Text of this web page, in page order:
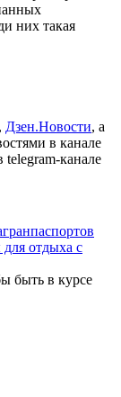
них такая
, Дзен.Новости, а
в канале
канале
отдыха с
быть в курсе